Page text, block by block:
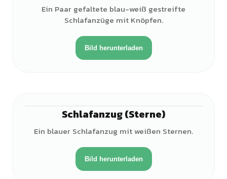
Ein Paar gefaltete blau-weiß gestreifte
Schlafanzüge mit Knöpfen.
Bild herunterladen
Schlafanzug (Sterne)
Ein blauer Schlafanzug mit weißen Sternen.
Bild herunterladen